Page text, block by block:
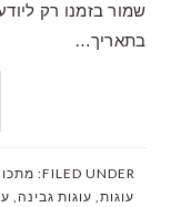
שמור בזמנו רק
בתאריך…
FILED UNDER:
עוגות, עוגות גבינה,